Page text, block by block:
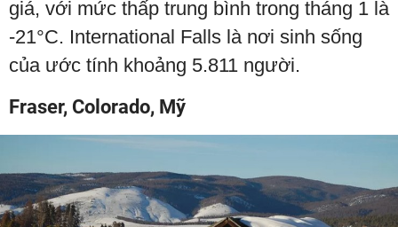
giá, với mức thấp trung bình trong tháng 1 là
-21°C. International Falls là nơi sinh sống
của ước tính khoảng 5.811 người.
Fraser, Colorado, Mỹ